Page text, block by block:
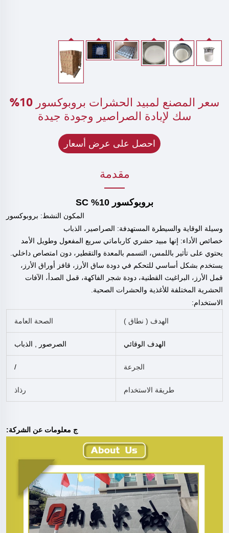
سعر المصنع لمبيد الحشرات بروبوكسور 10%
سك لإبادة الصراصير وجودة جيدة
احصل على عرض أسعار
مقدمة
بروبوكسور 10% SC
المكون النشط: بروبوكسور
وسيلة الوقاية والسيطرة المستهدفة: الصراصير، الذباب
خصائص الأداء: إنها مبيد حشري كارباماتي سريع المفعول وطويل الأمد
يحتوي على تأثير باللمس، التسمم بالمعدة والتقطير، دون امتصاص داخلي.
يستخدم بشكل أساسي للتحكم في دودة ساق الأرز، قافز أوراق الأرز،
قمل الأرز، البراغيث القطنية، دودة شجر الفاكهة، قمل الصدأ، الآفات
الحشرية المختلفة للأغذية والحشرات الصحية.
الاستخدام:
الهدف ( نطاق ) الصحة العامة
الهدف الوقائي الصرصور , الذباب
الجرعة /
طريقة الاستخدام رذاذ
ج معلومات عن الشركة: